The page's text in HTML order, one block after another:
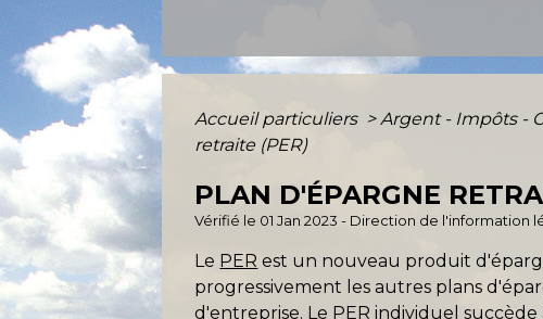
Accueil particuliers > Argent - Impôts -
retraite (PER)
PLAN D'ÉPARGNE
Vérifié le 01 Jan 2023 - Direction de
Le PER est un nouveau produit
progressivement les autres plans
d'entreprise. Le PER individuel succède